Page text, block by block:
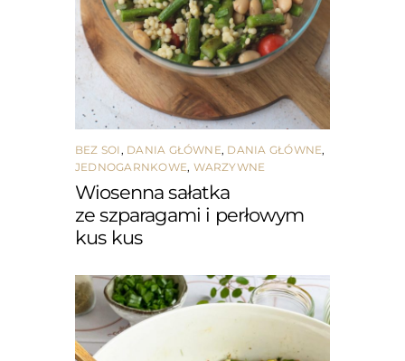
BEZ SOI, DANIA GŁÓWNE, DANIA GŁÓWNE,
JEDNOGARNKOWE, WARZYWNE
Wiosenna sałatka
ze szparagami i perłowym
kus kus